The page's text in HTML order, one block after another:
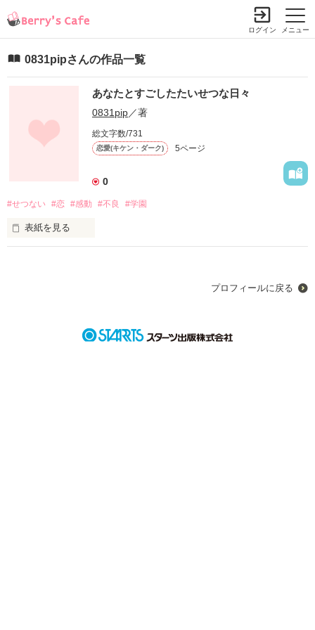
メニュー
ログイン
0831pipさんの作品一覧
あなたとすごしたたいせつな日々
0831pip／著
総文字数/731
恋愛(キケン・ダーク) 5ページ
0
#せつない #恋 #感動 #不良 #学園
表紙を見る
プロフィールに戻る